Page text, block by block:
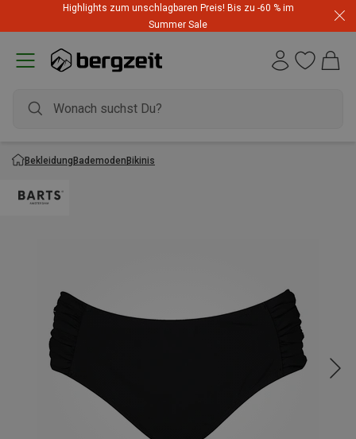
Highlights zum unschlagbaren Preis! Bis zu -60 % im
Summer Sale
BekleidungBademodenBikinis